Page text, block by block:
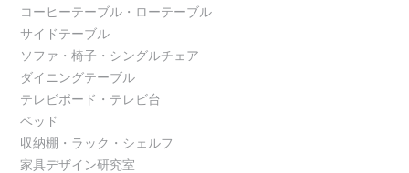
コーヒーテーブル・ローテーブル
サイドテーブル
ソファ・椅子・シングルチェア
ダイニングテーブル
テレビボード・テレビ台
ベッド
収納棚・ラック・シェルフ
家具デザイン研究室